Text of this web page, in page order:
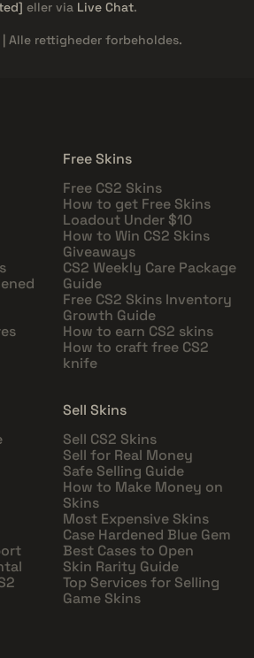
eller via Live Chat.
Alle rettigheder forbeholdes.
Free Skins
Free CS2 Skins
How to get Free Skins
Loadout Under $10
How to Win CS2 Skins
Giveaways
CS2 Weekly Care Package
Guide
Free CS2 Skins Inventory
Growth Guide
How to earn CS2 skins
How to craft free CS2
knife
Sell Skins
Sell CS2 Skins
Sell for Real Money
Safe Selling Guide
How to Make Money on
Skins
Most Expensive Skins
Case Hardened Blue Gem
Best Cases to Open
Skin Rarity Guide
Top Services for Selling
Game Skins